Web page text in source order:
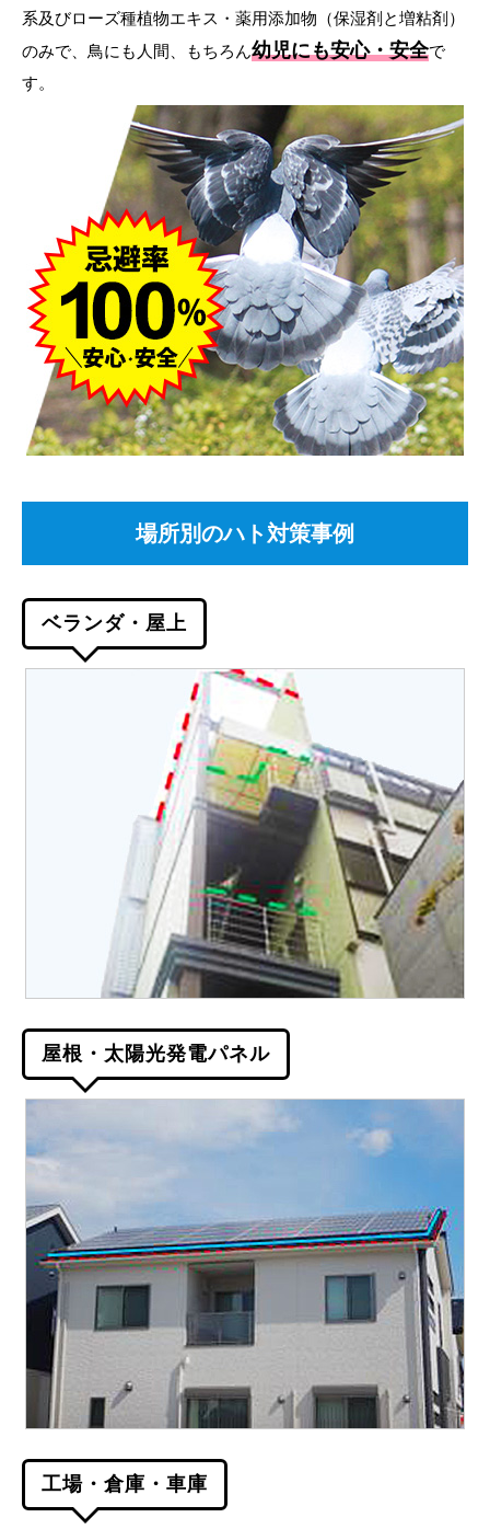
系及びローズ種植物エキス・薬用添加物（保湿剤と増粘剤）
のみで、鳥にも人間、もちろん幼児にも安心・安全で
す。
場所別のハト対策事例
ベランダ・屋上
屋根・太陽光発電パネル
工場・倉庫・車庫